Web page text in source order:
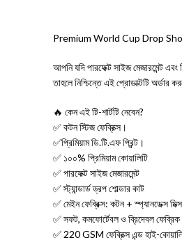
Premium World Cup Drop
আপনি যদি পারফেক্ট সাইজ মেজারমেন্ট এবং
তাহলে নিশ্চিন্তে এই প্রোডাক্টটি অর্ডার
🔥 কেন এই টি-শার্টটি নেবেন?
✅ কটন স্টিজ ফেব্রিক্স।
✅প্রিমিয়াম ডি.টি.এফ প্রিন্ট।
✅ ১০০% প্রিমিয়াম কোয়ালিটি
✅ পারফেক্ট সাইজ মেজারমেন্ট
✅ স্ট্যান্ডার্ড ড্রপ শোল্ডার কাট
✅ মেইন ফেব্রিক্স: কটন + স্প্যানডেক্স মিক্স
✅ সফট, কমফোর্টেবল ও ব্রিদেবল ফেব্রিক
✅ 220 GSM ফেব্রিক্স এন্ড হাই-